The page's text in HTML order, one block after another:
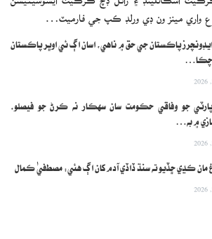
پاڪستان جي حق ۾ ناهي، اسان اڳ ئي اوڀر پاڪستان
چڪا…
پارٽي جو وفاقي حڪومت سان سهڪار نه ڪرڻ جو فيصلو،
۾ به…
مان ڪڍي ڇڏيو ته سنڌ ڏاڏي آدم کان اڳ هئي: مصطفيٰ ڪمال